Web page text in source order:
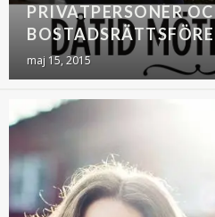
PRIVATPERSONER
maj 15, 2015